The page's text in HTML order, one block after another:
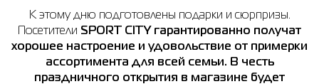
Юбки
Nike
К этому дню подготовлены подарки и сюрпризы.
Посетители SPORT CITY гарантированно получат
хорошее настроение и удовольствие от примерки
ассортимента для всей семьи. В честь
праздничного открытия в магазине будет